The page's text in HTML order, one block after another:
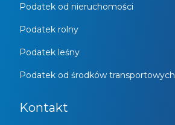
Podatek od nieruchomości
Podatek rolny
Podatek leśny
Podatek od środków transportowych
Kontakt